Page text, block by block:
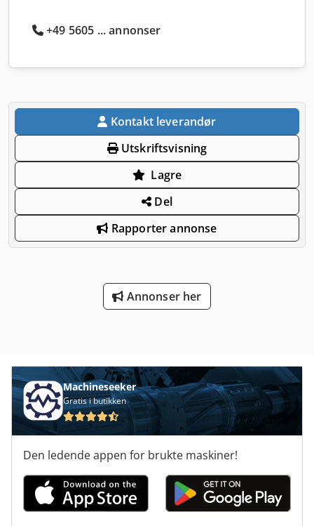
+49 5605 ... annonser
Kontakt leverandør
Utskriftsvisning
Lagre
Del
Rapporter annonse
Annonser her
Machineseeker
Gratis i butikken
Den ledende appen for brukte maskiner!